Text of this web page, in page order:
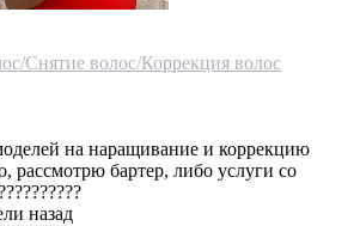
Снятие волос/Коррекция волос
на наращивание и коррекцию
рассмотрю бартер, либо услуги со
назад